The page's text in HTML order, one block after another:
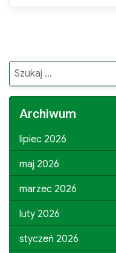
Search
for:
Archiwum
lipiec 2026
maj 2026
marzec 2026
luty 2026
styczeń 2026